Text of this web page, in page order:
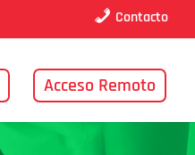
Contacto
Acceso Remoto